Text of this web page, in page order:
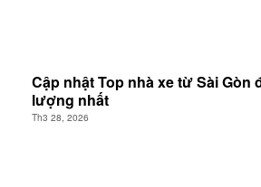
Cập nhật Top nhà xe từ Sài Gòn
lượng nhất
Th3 28, 2026